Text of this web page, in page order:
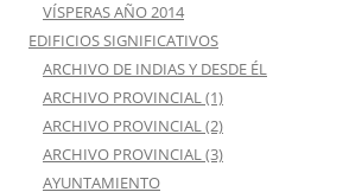
VÍSPERAS AÑO 2014
EDIFICIOS SIGNIFICATIVOS
ARCHIVO DE INDIAS Y DESDE ÉL
ARCHIVO PROVINCIAL (1)
ARCHIVO PROVINCIAL (2)
ARCHIVO PROVINCIAL (3)
AYUNTAMIENTO